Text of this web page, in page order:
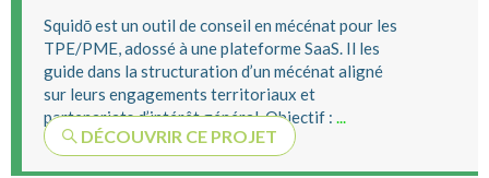
Squidō est un outil de conseil en mécénat pour les
TPE/PME, adossé à une plateforme SaaS. Il les
guide dans la structuration d’un mécénat aligné
sur leurs engagements territoriaux et
partenariats d’intérêt général. Objectif : ...
DÉCOUVRIR CE PROJET